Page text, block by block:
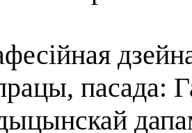
пасада: